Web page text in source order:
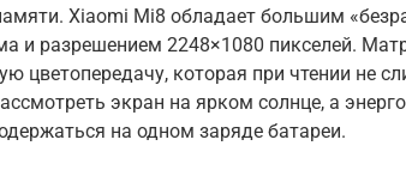
Xiaomi Mi8 обладает большим
и разрешением 2248×1080 пикселей.
цветопередачу, которая при чтении не
экран на ярком солнце, а
на одном заряде батареи.